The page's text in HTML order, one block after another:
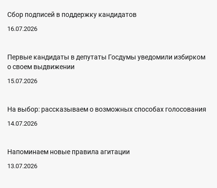
Сбор подписей в поддержку кандидатов
16.07.2026
Первые кандидаты в депутаты Госдумы уведомили избирком
о своем выдвижении
15.07.2026
На выбор: рассказываем о возможных способах голосования
14.07.2026
Напоминаем новые правила агитации
13.07.2026